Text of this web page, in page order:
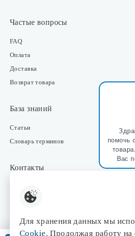
помочь
Вас
Частые вопросы
FAQ
Оплата
Доставка
Возврат товара
База знаний
Статьи
Словарь терминов
Контакты
Интернет-магазин
Отдел маркетинга
Для хранения данных мы
Cookie. Продолжая работу на